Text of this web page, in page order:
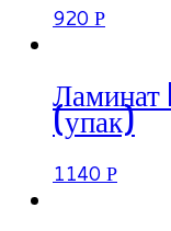
920 Р
Ламинат
(упак)
1140 Р